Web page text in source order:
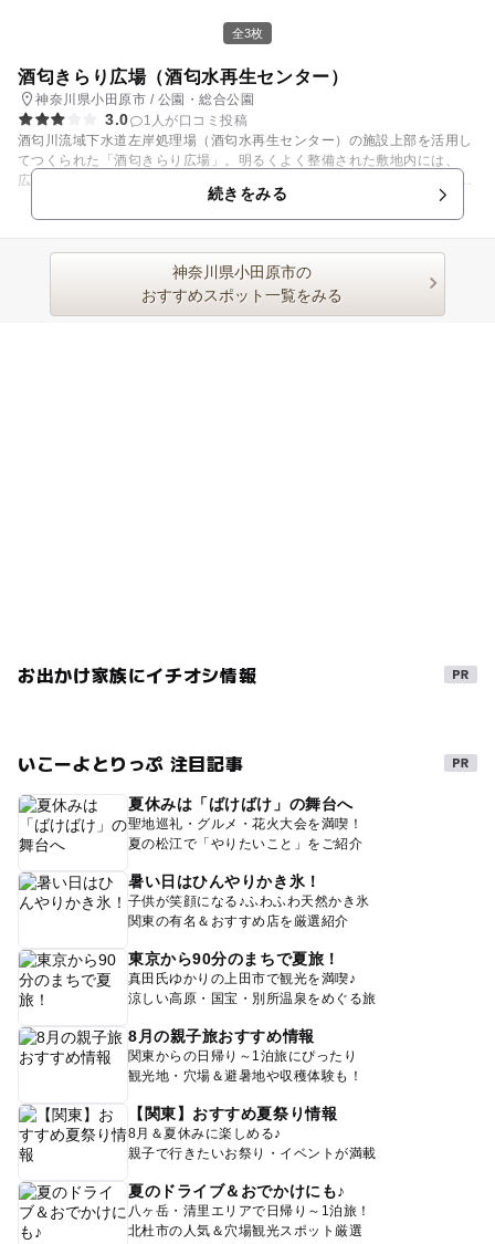
全3枚
酒匂きらり広場（酒匂水再生センター）
神奈川県小田原市 / 公園・総合公園
3.0
1人が口コミ投稿
酒匂川流域下水道左岸処理場（酒匂水再生センター）の施設上部を活用し
てつくられた「酒匂きらり広場」。明るくよく整備された敷地内には、
広々とした芝生が広がっています。遊具は小さなコンビネーション遊具や
シーソー、スプリング遊具があります。 また、多目的広場や、夏期には水
遊びが楽しめる噴水もあり、季節によって色々な楽しみがありますよ。日
心の設備が整っています。
続きをみる
神奈川県小田原市の
おすすめスポット一覧をみる
お出かけ家族にイチオシ情報
いこーよとりっぷ 注目記事
夏休みは「ばけばけ」の舞台へ
聖地巡礼・グルメ・花火大会を満喫！
夏の松江で「やりたいこと」をご紹介
暑い日はひんやりかき氷！
子供が笑顔になる♪ふわふわ天然かき氷
関東の有名＆おすすめ店を厳選紹介
東京から90分のまちで夏旅！
真田氏ゆかりの上田市で観光を満喫♪
涼しい高原・国宝・別所温泉をめぐる旅
8月の親子旅おすすめ情報
関東からの日帰り～1泊旅にぴったり
観光地・穴場＆避暑地や収穫体験も！
【関東】おすすめ夏祭り情報
8月＆夏休みに楽しめる♪
親子で行きたいお祭り・イベントが満載
夏のドライブ＆おでかけにも♪
八ヶ岳・清里エリアで日帰り～1泊旅！
北杜市の人気＆穴場観光スポット厳選